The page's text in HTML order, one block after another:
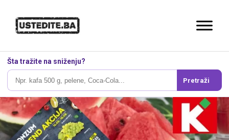
Šta tražite na sniženju?
Pretraži